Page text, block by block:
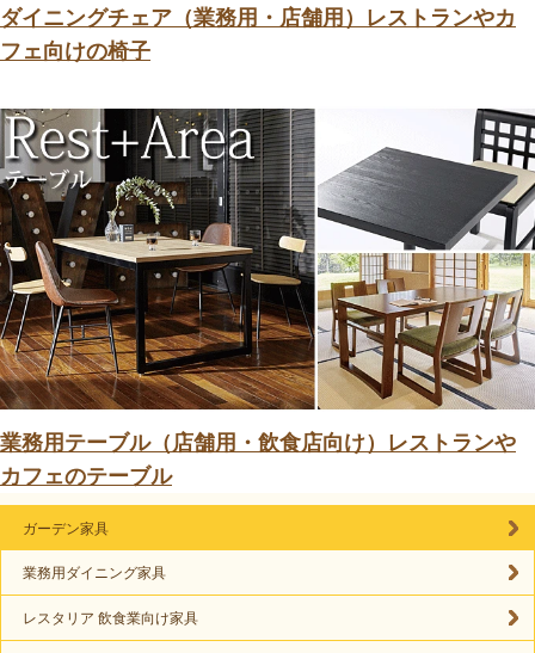
ダイニングチェア（業務用・店舗用）レストランやカ
フェ向けの椅子
業務用テーブル（店舗用・飲食店向け）レストランや
カフェのテーブル
ガーデン家具
業務用ダイニング家具
レスタリア 飲食業向け家具